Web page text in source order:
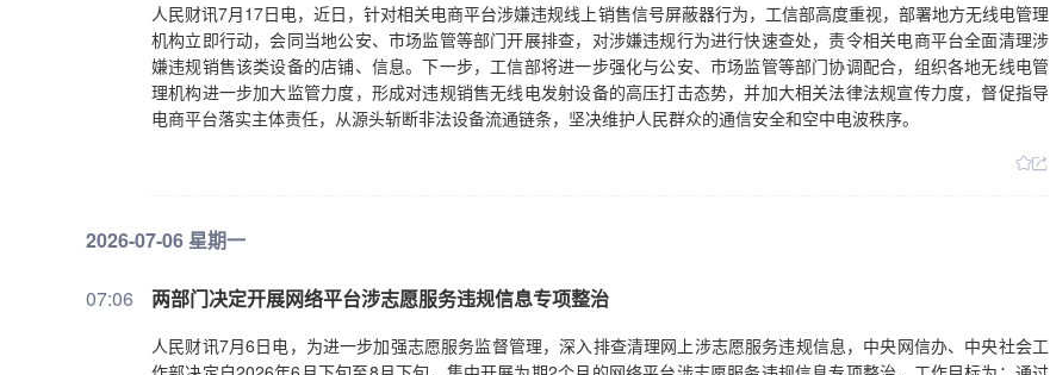
人民财讯7月17日电，近日，针对相关电商平台涉嫌违规线上销售信号屏蔽器行为，工信部高度重视，部署地方无线电管理
机构立即行动，会同当地公安、市场监管等部门开展排查，对涉嫌违规行为进行快速查处，责令相关电商平台全面清理涉
嫌违规销售该类设备的店铺、信息。下一步，工信部将进一步强化与公安、市场监管等部门协调配合，组织各地无线电管
理机构进一步加大监管力度，形成对违规销售无线电发射设备的高压打击态势，并加大相关法律法规宣传力度，督促指导
电商平台落实主体责任，从源头斩断非法设备流通链条，坚决维护人民群众的通信安全和空中电波秩序。
2026-07-06 星期一
07:06 两部门决定开展网络平台涉志愿服务违规信息专项整治
人民财讯7月6日电，为进一步加强志愿服务监督管理，深入排查清理网上涉志愿服务违规信息，中央网信办、中央社会工